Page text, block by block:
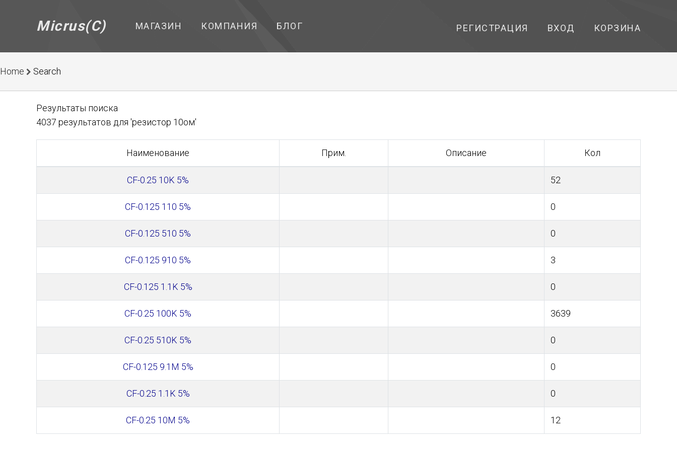
Micrus(C) МАГАЗИН КОМПАНИЯ БЛОГ РЕГИСТРАЦИЯ ВХОД КОРЗИНА
Home Search
Результаты поиска
4037 результатов для 'резистор 10ом'
Наименование Прим. Описание Кол
CF-0.25 10K 5% 52
CF-0.125 110 5% 0
CF-0.125 510 5% 0
CF-0.125 910 5% 3
CF-0.125 1.1K 5% 0
CF-0.25 100K 5% 3639
CF-0.25 510K 5% 0
CF-0.125 9.1M 5% 0
CF-0.25 1.1K 5% 0
CF-0.25 10M 5% 12